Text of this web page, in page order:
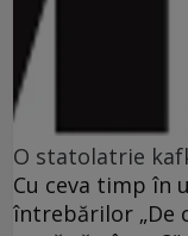
O statolatrie
Cu ceva timp în
întrebărilor „De